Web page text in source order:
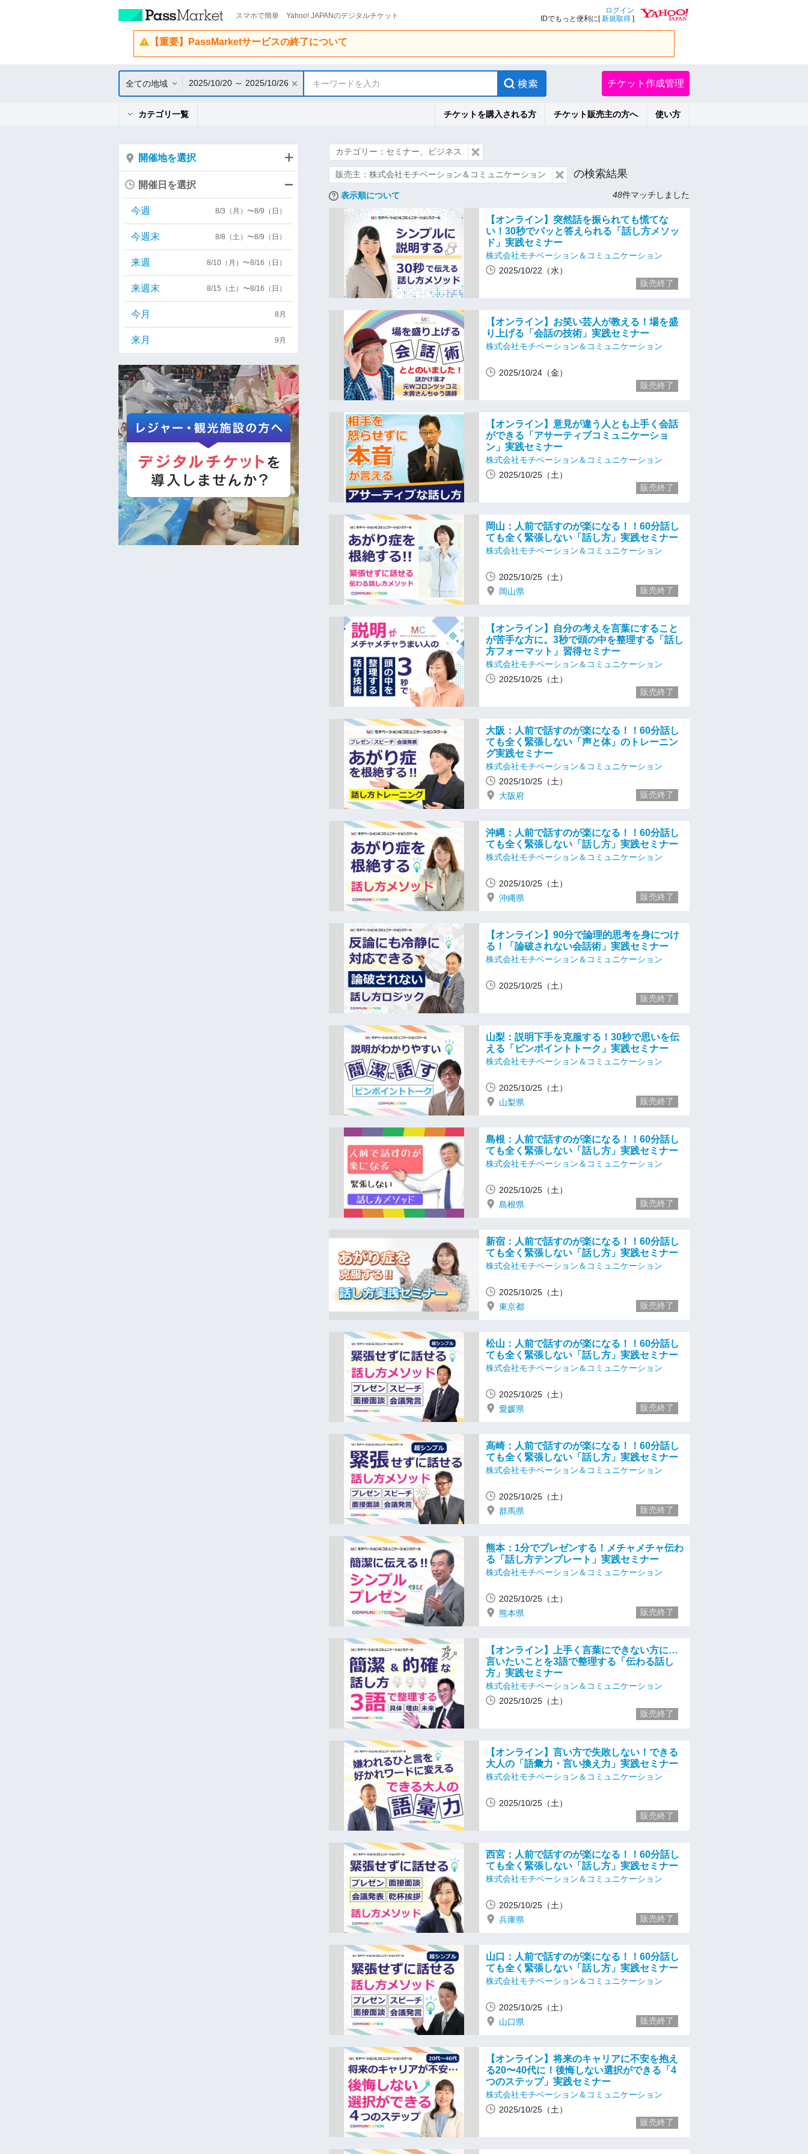
スマホで簡単 Yahoo! JAPANのデジタルチケット
ログイン
IDでもっと便利に[新規取得 ]
【重要】PassMarketサービスの終了について
全ての地域 2025/10/20 ～ 2025/10/26 キーワードを入力 チケット作成管理
カテゴリ一覧 チケットを購入される方 チケット販売主の方へ 使い方
カテゴリー：セミナー、ビジネス
販売主：株式会社モチベーション＆コミュニケーション の検索結果
表示順について 48件マッチしました
【オンライン】突然話を振られても慌てな
い！30秒でパッと答えられる「話し方メソッ
ド」実践セミナー
株式会社モチベーション＆コミュニケーション
2025/10/22（水）
販売終了
【オンライン】お笑い芸人が教える！場を盛
り上げる「会話の技術」実践セミナー
株式会社モチベーション＆コミュニケーション
2025/10/24（金）
販売終了
【オンライン】意見が違う人とも上手く会話
ができる「アサーティブコミュニケーショ
ン」実践セミナー
株式会社モチベーション＆コミュニケーション
2025/10/25（土）
販売終了
岡山：人前で話すのが楽になる！！60分話し
ても全く緊張しない「話し方」実践セミナー
株式会社モチベーション＆コミュニケーション
2025/10/25（土）
岡山県
販売終了
【オンライン】自分の考えを言葉にすること
が苦手な方に。3秒で頭の中を整理する「話し
方フォーマット」習得セミナー
株式会社モチベーション＆コミュニケーション
2025/10/25（土）
販売終了
大阪：人前で話すのが楽になる！！60分話し
ても全く緊張しない「声と体」のトレーニン
グ実践セミナー
株式会社モチベーション＆コミュニケーション
2025/10/25（土）
大阪府
販売終了
沖縄：人前で話すのが楽になる！！60分話し
ても全く緊張しない「話し方」実践セミナー
株式会社モチベーション＆コミュニケーション
2025/10/25（土）
沖縄県
販売終了
【オンライン】90分で論理的思考を身につけ
る！「論破されない会話術」実践セミナー
株式会社モチベーション＆コミュニケーション
2025/10/25（土）
販売終了
山梨：説明下手を克服する！30秒で思いを伝
える「ピンポイントトーク」実践セミナー
株式会社モチベーション＆コミュニケーション
2025/10/25（土）
山梨県
販売終了
島根：人前で話すのが楽になる！！60分話し
ても全く緊張しない「話し方」実践セミナー
株式会社モチベーション＆コミュニケーション
2025/10/25（土）
島根県
販売終了
新宿：人前で話すのが楽になる！！60分話し
ても全く緊張しない「話し方」実践セミナー
株式会社モチベーション＆コミュニケーション
2025/10/25（土）
東京都
販売終了
松山：人前で話すのが楽になる！！60分話し
ても全く緊張しない「話し方」実践セミナー
株式会社モチベーション＆コミュニケーション
2025/10/25（土）
愛媛県
販売終了
高崎：人前で話すのが楽になる！！60分話し
ても全く緊張しない「話し方」実践セミナー
株式会社モチベーション＆コミュニケーション
2025/10/25（土）
群馬県
販売終了
熊本：1分でプレゼンする！メチャメチャ伝わ
る「話し方テンプレート」実践セミナー
株式会社モチベーション＆コミュニケーション
2025/10/25（土）
熊本県
販売終了
【オンライン】上手く言葉にできない方に…
言いたいことを3語で整理する「伝わる話し
方」実践セミナー
株式会社モチベーション＆コミュニケーション
2025/10/25（土）
販売終了
【オンライン】言い方で失敗しない！できる
大人の「語彙力・言い換え力」実践セミナー
株式会社モチベーション＆コミュニケーション
2025/10/25（土）
販売終了
西宮：人前で話すのが楽になる！！60分話し
ても全く緊張しない「話し方」実践セミナー
株式会社モチベーション＆コミュニケーション
2025/10/25（土）
兵庫県
販売終了
山口：人前で話すのが楽になる！！60分話し
ても全く緊張しない「話し方」実践セミナー
株式会社モチベーション＆コミュニケーション
2025/10/25（土）
山口県
販売終了
【オンライン】将来のキャリアに不安を抱え
る20〜40代に！後悔しない選択ができる「4
つのステップ」実践セミナー
株式会社モチベーション＆コミュニケーション
2025/10/25（土）
販売終了
開催地を選択
開催日を選択
今週 8/3（月）〜8/9（日）
今週末 8/8（土）〜8/9（日）
来週 8/10（月）〜8/16（日）
来週末 8/15（土）〜8/16（日）
今月 8月
来月 9月